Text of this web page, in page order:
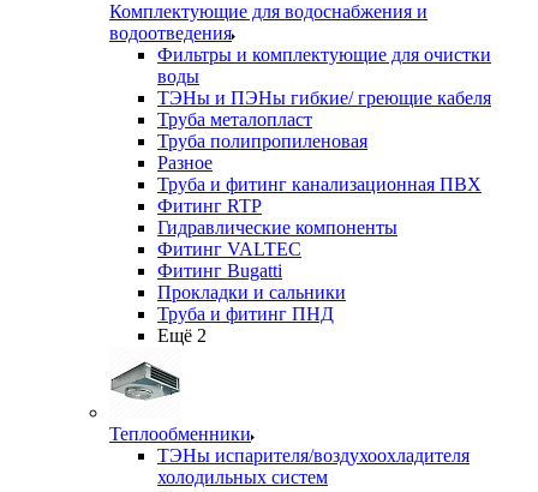
Комплектующие для водоснабжения и
водоотведения
Фильтры и комплектующие для очистки
воды
ТЭНы и ПЭНы гибкие/ греющие кабеля
Труба металопласт
Труба полипропиленовая
Разное
Труба и фитинг канализационная ПВХ
Фитинг RTP
Гидравлические компоненты
Фитинг VALTEC
Фитинг Bugatti
Прокладки и сальники
Труба и фитинг ПНД
Ещё 2
Теплообменники
ТЭНы испарителя/воздухоохладителя
холодильных систем